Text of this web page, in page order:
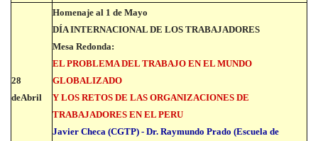
28
deAbril
Homenaje al 1 de Mayo
DÍA INTERNACIONAL DE LOS TRABAJADORES
Mesa Redonda:
EL PROBLEMA DEL TRABAJO EN EL MUNDO
GLOBALIZADO
Y LOS RETOS DE LAS ORGANIZACIONES DE
TRABAJADORES EN EL PERU
Javier Checa (CGTP) - Dr. Raymundo Prado (Escuela de